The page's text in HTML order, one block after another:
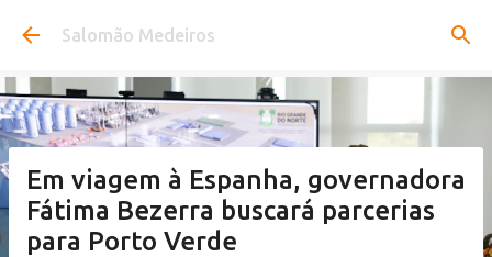
Pular para o conteúdo principal
Salomão Medeiros
Em viagem à Espanha, governadora
Fátima Bezerra buscará parcerias
para Porto Verde